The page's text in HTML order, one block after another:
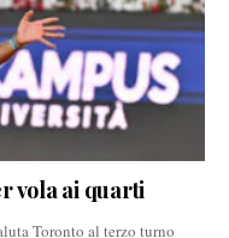
vola ai quarti
Toronto al terzo turno